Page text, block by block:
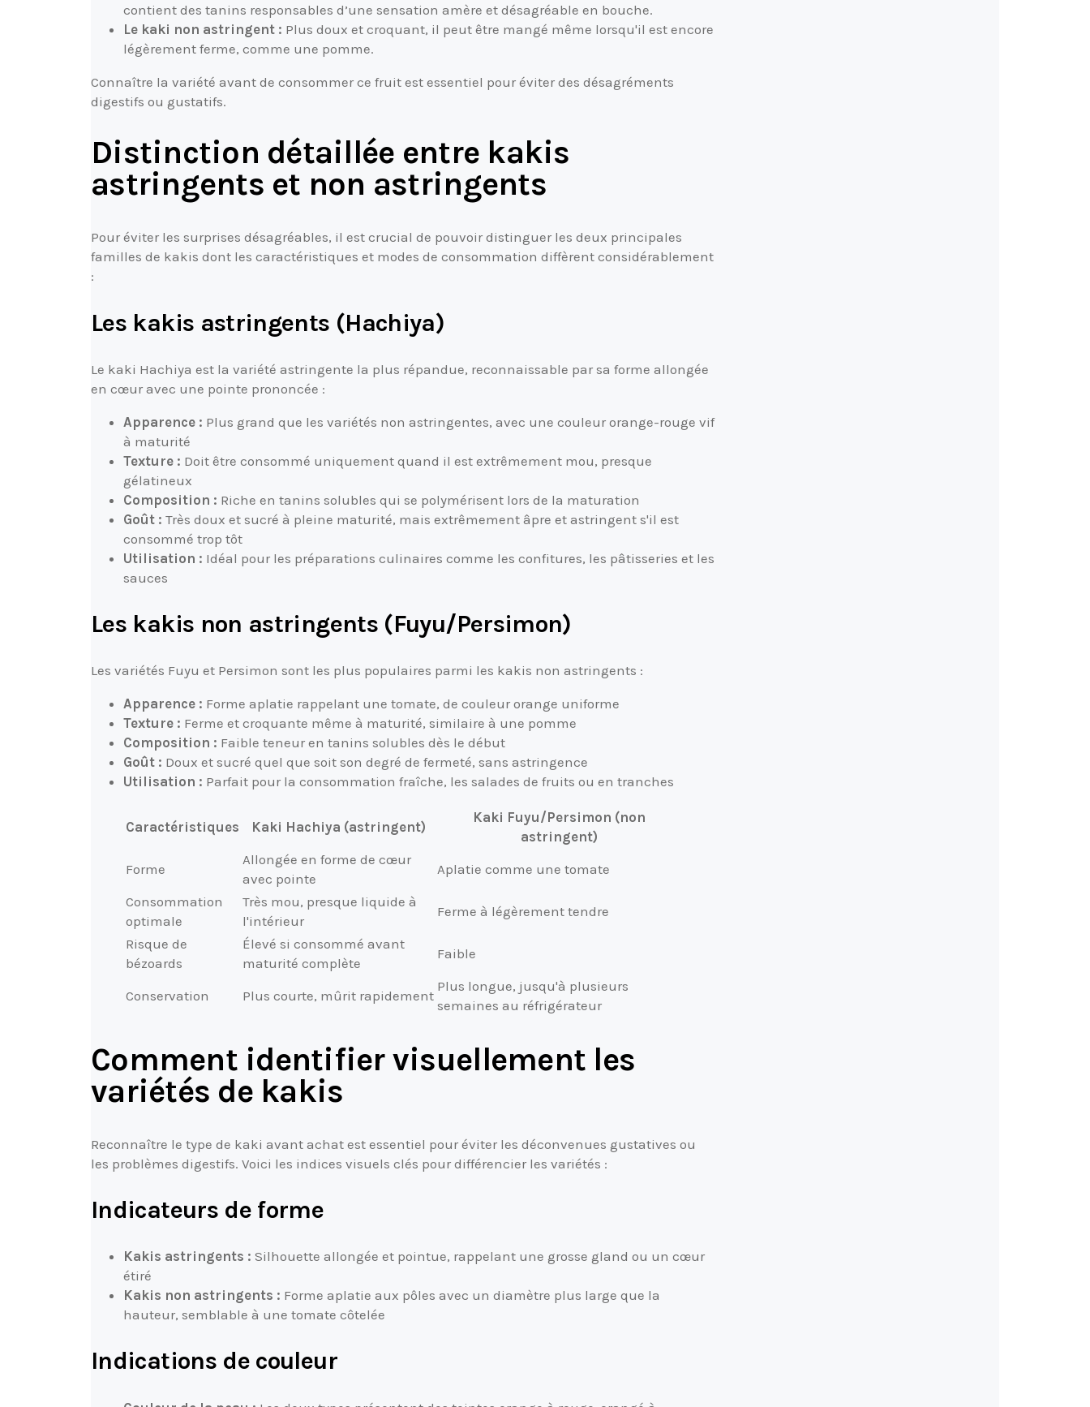
contient des tanins responsables d’une sensation amère et désagréable en bouche.
Le kaki non astringent : Plus doux et croquant, il peut être mangé même lorsqu'il est encore
légèrement ferme, comme une pomme.
Connaître la variété avant de consommer ce fruit est essentiel pour éviter des désagréments
digestifs ou gustatifs.
Distinction détaillée entre kakis
astringents et non astringents
Pour éviter les surprises désagréables, il est crucial de pouvoir distinguer les deux principales
familles de kakis dont les caractéristiques et modes de consommation diffèrent considérablement
:
Les kakis astringents (Hachiya)
Le kaki Hachiya est la variété astringente la plus répandue, reconnaissable par sa forme allongée
en cœur avec une pointe prononcée :
Apparence : Plus grand que les variétés non astringentes, avec une couleur orange-rouge vif
à maturité
Texture : Doit être consommé uniquement quand il est extrêmement mou, presque
gélatineux
Composition : Riche en tanins solubles qui se polymérisent lors de la maturation
Goût : Très doux et sucré à pleine maturité, mais extrêmement âpre et astringent s'il est
consommé trop tôt
Utilisation : Idéal pour les préparations culinaires comme les confitures, les pâtisseries et les
sauces
Les kakis non astringents (Fuyu/Persimon)
Les variétés Fuyu et Persimon sont les plus populaires parmi les kakis non astringents :
Apparence : Forme aplatie rappelant une tomate, de couleur orange uniforme
Texture : Ferme et croquante même à maturité, similaire à une pomme
Composition : Faible teneur en tanins solubles dès le début
Goût : Doux et sucré quel que soit son degré de fermeté, sans astringence
Utilisation : Parfait pour la consommation fraîche, les salades de fruits ou en tranches
Caractéristiques Kaki Hachiya (astringent)
Kaki Fuyu/Persimon (non
astringent)
Forme
Allongée en forme de cœur
avec pointe
Aplatie comme une tomate
Consommation
optimale
Très mou, presque liquide à
l'intérieur
Ferme à légèrement tendre
Risque de
bézoards
Élevé si consommé avant
maturité complète
Faible
Conservation Plus courte, mûrit rapidement
Plus longue, jusqu'à plusieurs
semaines au réfrigérateur
Comment identifier visuellement les
variétés de kakis
Reconnaître le type de kaki avant achat est essentiel pour éviter les déconvenues gustatives ou
les problèmes digestifs. Voici les indices visuels clés pour différencier les variétés :
Indicateurs de forme
Kakis astringents : Silhouette allongée et pointue, rappelant une grosse gland ou un cœur
étiré
Kakis non astringents : Forme aplatie aux pôles avec un diamètre plus large que la
hauteur, semblable à une tomate côtelée
Indications de couleur